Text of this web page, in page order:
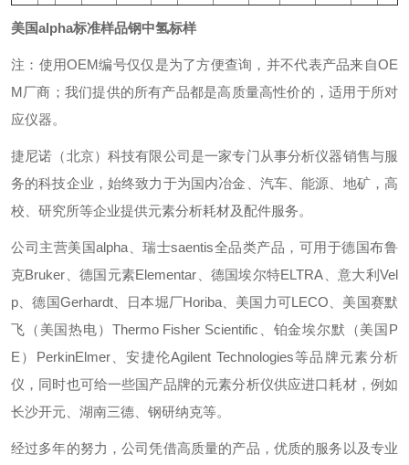
美国alpha标准样品钢中氢标样
注：使用OEM编号仅仅是为了方便查询，并不代表产品来自OE
M厂商；我们提供的所有产品都是高质量高性价的，适用于所对
应仪器。
捷尼诺（北京）科技有限公司是一家专门从事分析仪器销售与服
务的科技企业，始终致力于为国内冶金、汽车、能源、地矿，高
校、研究所等企业提供元素分析耗材及配件服务。
公司主营美国alpha、瑞士saentis全品类产品，可用于德国布鲁
克Bruker、德国元素Elementar、德国埃尔特ELTRA、意大利Vel
p、德国Gerhardt、日本堀厂Horiba、美国力可LECO、美国赛默
飞（美国热电）Thermo Fisher Scientific、铂金埃尔默（美国P
E）PerkinElmer、安捷伦Agilent Technologies等品牌元素分析
仪，同时也可给一些国产品牌的元素分析仪供应进口耗材，例如
长沙开元、湖南三德、钢研纳克等。
经过多年的努力，公司凭借高质量的产品，优质的服务以及专业